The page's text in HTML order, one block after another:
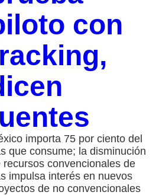
con
importa 75 por ciento del
que consume; la disminución
recursos convencionales de
impulsa interés en nuevos
de no convencionales